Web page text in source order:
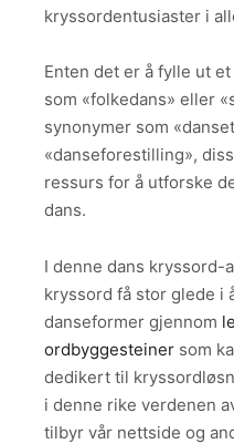
kryssordentusiaster i
Enten det er å fylle ut
som «folkedans» eller
synonymer som
«danseforestilling»,
ressurs for å utforske
dans.
I denne dans
kryssord få stor glede i
danseformer gjennom
ordbyggesteiner som
dedikert til
i denne rike verdenen
tilbyr vår nettside og